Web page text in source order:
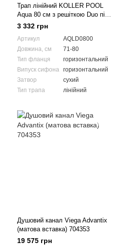
Трап лінійний KOLLER POOL
Aqua 80 см з решіткою Duo під
плитку
3 332 грн
Артикул
AQLD0800
Довжина, см
71-80
Тип фланця
горизонтальний
Випуск сифона горизонтальний
Затвор
сухий
Тип трапа
лінійний
Душовий канал Viega Advantix
(матова вставка) 704353
19 575 грн